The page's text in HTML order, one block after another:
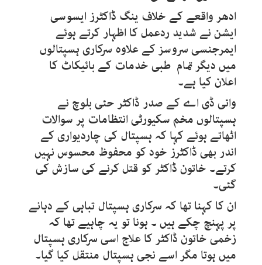
ادھر واقعے کے خلاف ینگ ڈاکٹرز ایسوسی
ایشن نے شدید ردعمل کا اظہار کرتے ہوئے
ایمرجنسی سروسز کے علاوہ سرکاری ہسپتالوں
میں دیگر تمام طبی خدمات کے بائیکاٹ کا
اعلان کیا ہے۔
وائی ڈی اے کے صدر ڈاکٹر حئی بلوچ نے
ہسپتالوں مخم سکیورٹی انتظامات پر سوالات
اٹھاتے ہوئے کہا کہ ہسپتال کی چاردیواری کے
اندر بھی ڈاکٹرز خود کو محفوظ محسوس نہیں
کرتے۔ خاتون ڈاکٹر کو قتل کرنے کی سازش کی
گئی۔
ان کا کہنا تھا کہ سرکاری ہسپتال تباہی کے دہانے
پر پہنچ چکے ہیں ۔ ہونا تو یہ چاہیے تھا کہ
زخمی خاتون ڈاکٹر کا علاج اسی سرکاری ہسپتال
میں ہوتا مگر اسے نجی ہسپتال منتقل کیا گیا۔